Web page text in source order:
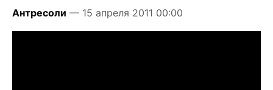
Антресоли — 15 апреля 2011 00:00